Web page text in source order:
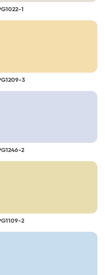
és sárgás árnyalatot
azokon a már
nem kapnak
1
3
2
2